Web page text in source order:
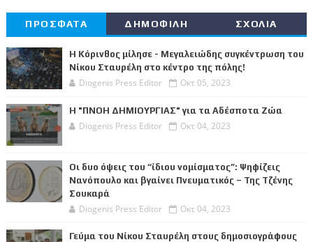
ΠΡΟΣΦΑΤΑ ΔΗΜΟΦΙΛΗ ΣΧΟΛΙΑ
Η Κόρινθος μίλησε - Μεγαλειώδης συγκέντρωση του
Νίκου Σταυρέλη στο κέντρο της πόλης!
Diogenis Press Editor Οκτ 05, 2023
Η "ΠΝΟΗ ΔΗΜΙΟΥΡΓΙΑΣ" για τα Αδέσποτα Ζώα
Diogenis Press Editor Οκτ 04, 2023
Οι δυο όψεις του “ίδιου νομίσματος”: Ψηφίζεις
Νανόπουλο και βγαίνει Πνευματικός – Της Τζένης
Σουκαρά
Diogenis Press Editor Οκτ 04, 2023
Γεύμα του Νίκου Σταυρέλη στους δημοσιογράφους